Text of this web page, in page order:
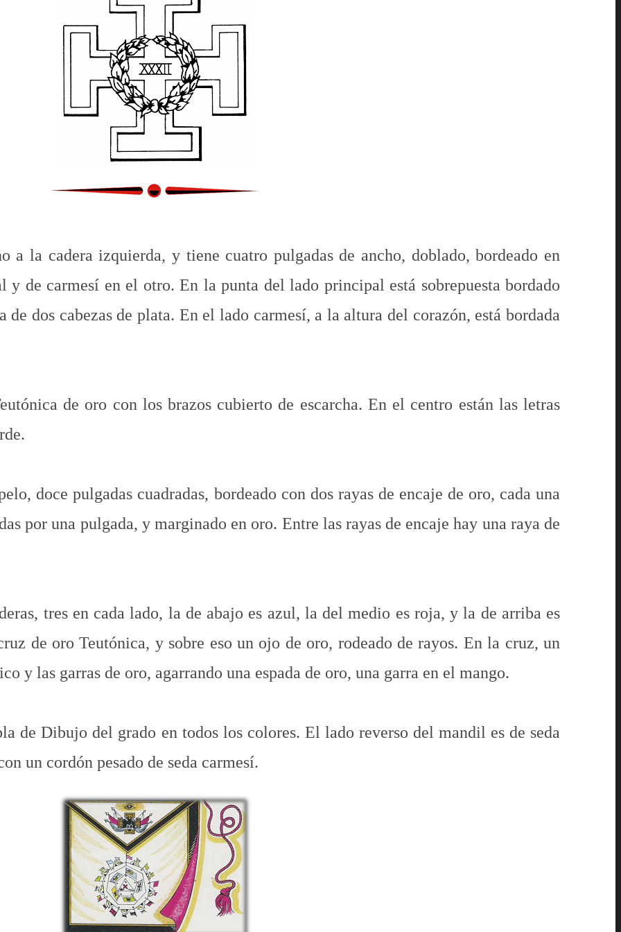
a la cadera izquierda, y tiene cuatro pulgadas de ancho, doblado, bordeado en
de carmesí en el otro. En la punta del lado principal está sobrepuesta bordado
dos cabezas de plata. En el lado carmesí, a la altura del corazón, está bordada
de oro con los brazos cubierto de escarcha. En el centro están las letras
doce pulgadas cuadradas, bordeado con dos rayas de encaje de oro, cada una
por una pulgada, y marginado en oro. Entre las rayas de encaje hay una raya de
tres en cada lado, la de abajo es azul, la del medio es roja, y la de arriba es
de oro Teutónica, y sobre eso un ojo de oro, rodeado de rayos. En la cruz, un
y las garras de oro, agarrando una espada de oro, una garra en el mango.
de Dibujo del grado en todos los colores. El lado reverso del mandil es de seda
un cordón pesado de seda carmesí.